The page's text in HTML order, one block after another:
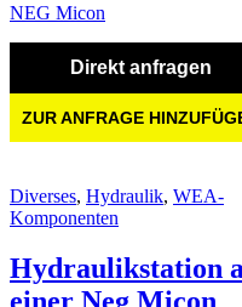
NEG Micon
Direkt anfragen
ZUR ANFRAGE
Diverses, Hydraulik, WEA-
Komponenten
Hydraulikstation